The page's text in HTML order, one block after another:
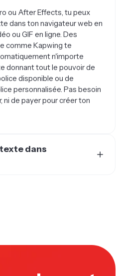
ou After Effects, tu peux
dans ton navigateur web en
ou GIF en ligne. Des
comme Kapwing te
n'importe
donnant tout le pouvoir de
disponible ou de
personnalisée. Pas besoin
ni de payer pour créer ton
dans
gratuitement en ligne.
de polices, la